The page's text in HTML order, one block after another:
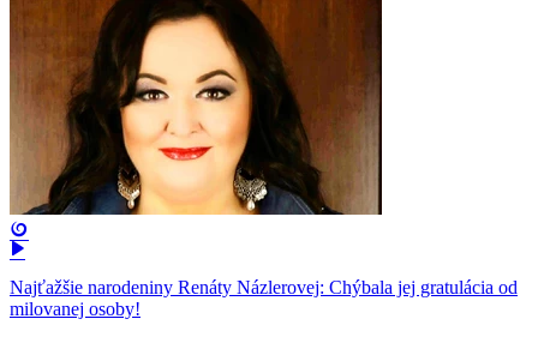
Najťažšie narodeniny Renáty Názlerovej: Chýbala jej gratulácia od
milovanej osoby!